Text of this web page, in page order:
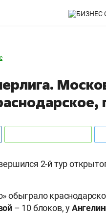
2-й тур
обыграло
– 10 блоков, у